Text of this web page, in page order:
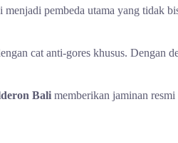
pembeda utama yang tidak
cat anti-gores khusus. Dengan
Bali memberikan jaminan